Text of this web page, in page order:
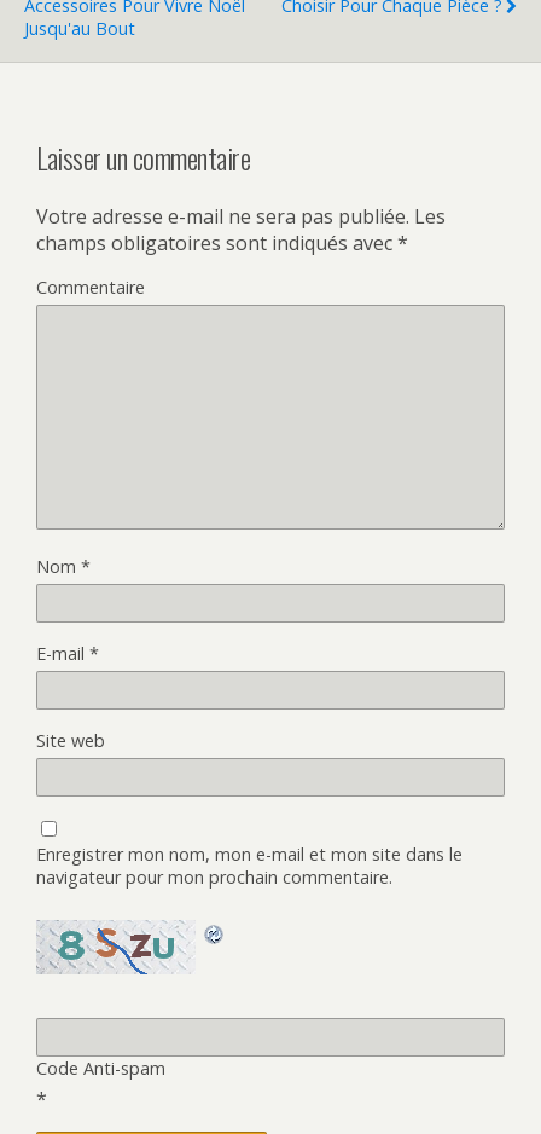
Accessoires Pour Vivre Noël
Jusqu'au Bout
Choisir Pour Chaque Pièce ?
Laisser un commentaire
Votre adresse e-mail ne sera pas publiée. Les
champs obligatoires sont indiqués avec*
Commentaire
Nom *
E-mail *
Site web
Enregistrer mon nom, mon e-mail et mon site dans le
navigateur pour mon prochain commentaire.
Code Anti-spam
*